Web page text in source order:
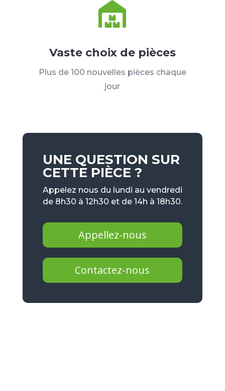
Vaste choix de pièces
Plus de 100 nouvelles pièces chaque
jour
UNE QUESTION SUR
CETTE PIÈCE ?
Appelez nous du lundi au vendredi
de 8h30 à 12h30 et de 14h à 18h30.
Appellez-nous
Contactez-nous